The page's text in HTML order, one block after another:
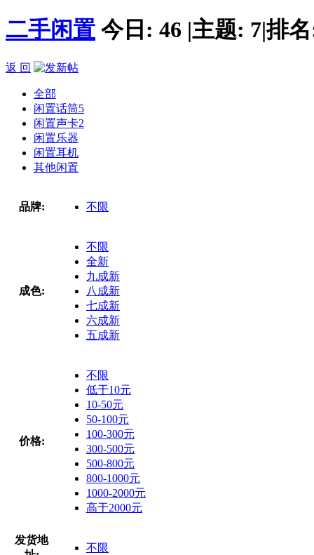
二手闲置 今日: 46 |主题: 7|排
返 回
全部
闲置话筒5
闲置声卡2
闲置乐器
闲置耳机
其他闲置
品牌: 不限
成色:
不限
全新
九成新
八成新
七成新
六成新
五成新
价格:
不限
低于10元
10-50元
50-100元
100-300元
300-500元
500-800元
800-1000元
1000-2000元
高于2000元
发货地
不限